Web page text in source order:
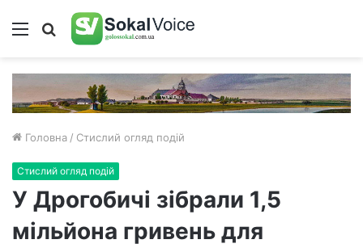
Меню Пошук
Головна / Стислий огляд подій
Стислий огляд подій
У Дрогобичі зібрали 1,5
мільйона гривень для